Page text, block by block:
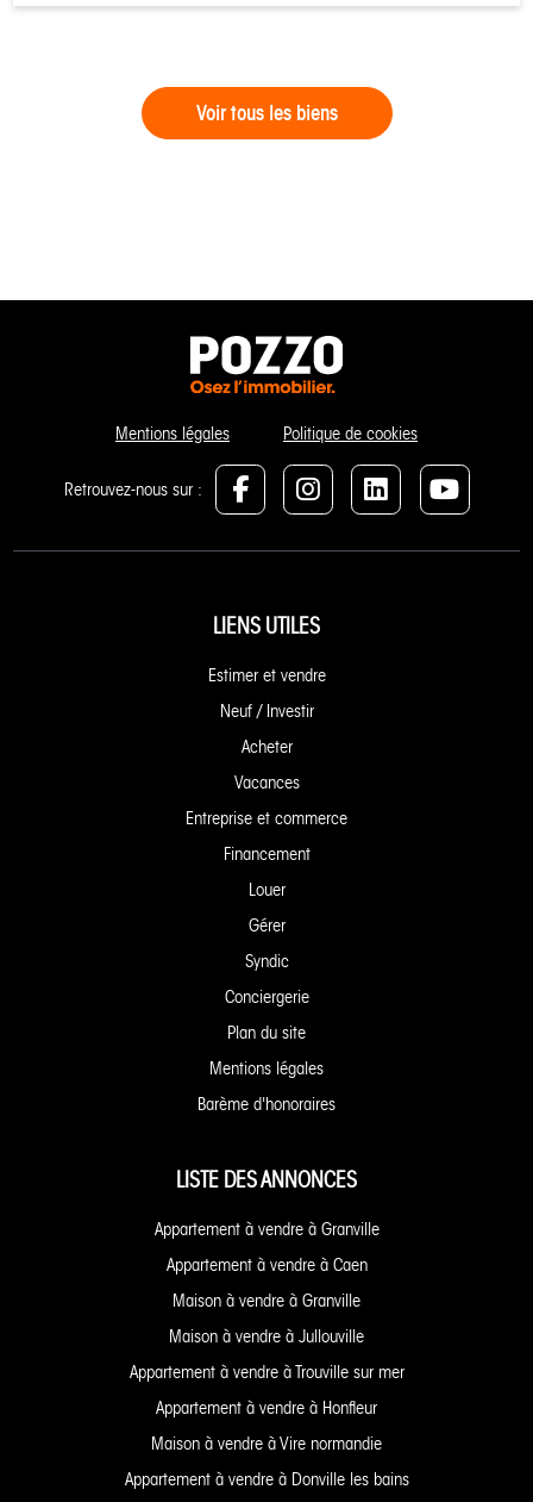
Voir tous les biens
Mentions légales Politique de cookies
Retrouvez-nous sur :
LIENS UTILES
Estimer et vendre
Neuf / Investir
Acheter
Vacances
Entreprise et commerce
Financement
Louer
Gérer
Syndic
Conciergerie
Plan du site
Mentions légales
Barème d'honoraires
LISTE DES ANNONCES
Appartement à vendre à Granville
Appartement à vendre à Caen
Maison à vendre à Granville
Maison à vendre à Jullouville
Appartement à vendre à Trouville sur mer
Appartement à vendre à Honfleur
Maison à vendre à Vire normandie
Appartement à vendre à Donville les bains